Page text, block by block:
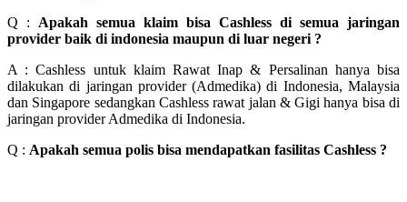
Q : Apakah semua klaim bisa Cashless di semua jaringan
provider baik di indonesia maupun di luar negeri ?
A : Cashless untuk klaim Rawat Inap & Persalinan hanya bisa
dilakukan di jaringan provider (Admedika) di Indonesia, Malaysia
dan Singapore sedangkan Cashless rawat jalan & Gigi hanya bisa di
jaringan provider Admedika di Indonesia.
Q : Apakah semua polis bisa mendapatkan fasilitas Cashless ?